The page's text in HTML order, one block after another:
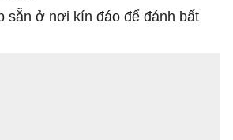
sẵn ở nơi kín đáo để đánh bất